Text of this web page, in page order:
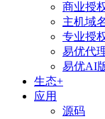
商业授
主机域
专业授
易优代
易优AI
生态+
应用
源码